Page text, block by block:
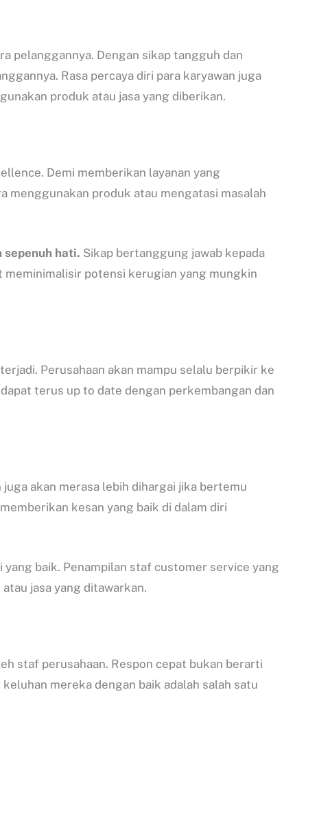
pelanggannya. Dengan sikap tangguh dan
Rasa percaya diri para karyawan juga
produk atau jasa yang diberikan.
Demi memberikan layanan yang
menggunakan produk atau mengatasi masalah
hati. Sikap bertanggung jawab kepada
meminimalisir potensi kerugian yang mungkin
Perusahaan akan mampu selalu berpikir ke
terus up to date dengan perkembangan dan
akan merasa lebih dihargai jika bertemu
kesan yang baik di dalam diri
baik. Penampilan staf customer service yang
jasa yang ditawarkan.
staf perusahaan. Respon cepat bukan berarti
mereka dengan baik adalah salah satu